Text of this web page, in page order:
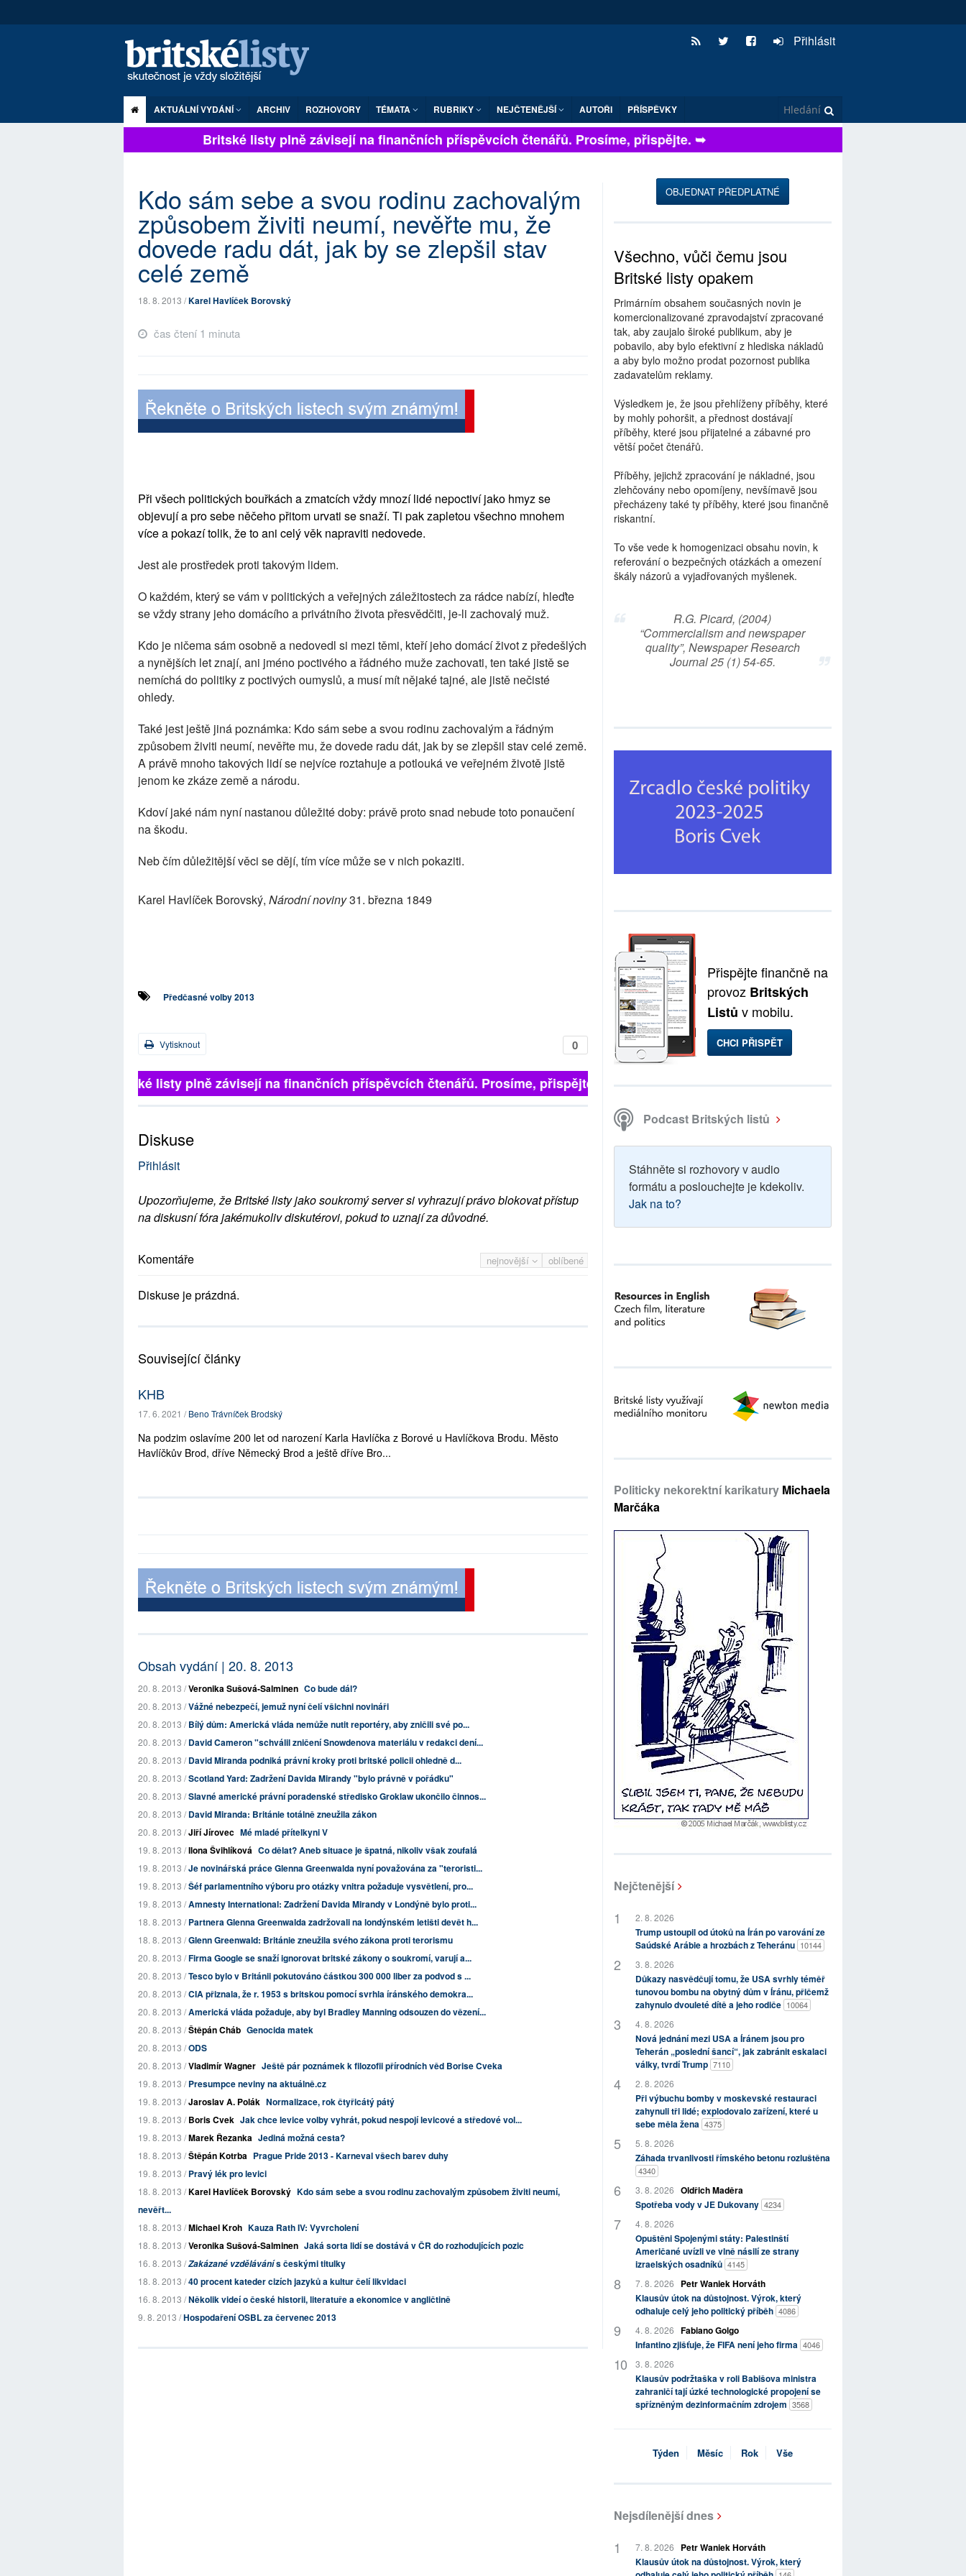
Přihlásit
AKTUÁLNÍ VYDÁNÍ ARCHIV ROZHOVORY TÉMATA RUBRIKY NEJČTENĚJŠÍ AUTOŘI PŘÍSPĚVKY
Britské listy plně závisejí na finančních příspěvcích čtenářů. Prosíme, přispějte. ➥
Kdo sám sebe a svou rodinu zachovalým
způsobem živiti neumí, nevěřte mu, že
dovede radu dát, jak by se zlepšil stav
celé země
18. 8. 2013 /Karel Havlíček Borovský
čas čtení 1 minuta
Při všech politických bouřkách a zmatcích vždy mnozí lidé nepoctiví jako hmyz se
objevují a pro sebe něčeho přitom urvati se snaží. Ti pak zapletou všechno mnohem
více a pokazí tolik, že to ani celý věk napraviti nedovede.
Jest ale prostředek proti takovým lidem.
O každém, který se vám v politických a veřejných záležitostech za rádce nabízí, hleďte
se vždy strany jeho domácího a privátního života přesvědčiti, je-li zachovalý muž.
Kdo je ničema sám osobně a nedovedl si mezi těmi, kteří jeho domácí život z předešlých
a nynějších let znají, ani jméno poctivého a řádného muže zachovati, ten také jistě se
nemíchá do politiky z poctivých oumyslů, a musí mít nějaké tajné, ale jistě nečisté
ohledy.
Také jest ještě jiná poznámka: Kdo sám sebe a svou rodinu zachovalým a řádným
způsobem živiti neumí, nevěřte mu, že dovede radu dát, jak by se zlepšil stav celé země.
A právě mnoho takových lidí se nejvíce roztahuje a potlouká ve veřejném životě jistě
jenom ke zkáze země a národu.
Kdoví jaké nám nyní nastanou důležité doby: právě proto snad nebude toto ponaučení
na škodu.
Neb čím důležitější věci se dějí, tím více může se v nich pokaziti.
Karel Havlíček Borovský, Národní noviny31. března 1849
Předčasné volby 2013
0
Vytisknout
Britské listy plně závisejí na finančních příspěvcích čtenářů. Prosíme, přispějte. ➥
Diskuse
Přihlásit
Upozorňujeme, že Britské listy jako soukromý server si vyhrazují právo blokovat přístup
na diskusní fóra jakémukoliv diskutérovi, pokud to uznají za důvodné.
nejnovější oblíbené
Komentáře
Diskuse je prázdná.
Související články
KHB
17. 6. 2021 /Beno Trávníček Brodský
Na podzim oslavíme 200 let od narození Karla Havlíčka z Borové u Havlíčkova Brodu. Město
Havlíčkův Brod, dříve Německý Brod a ještě dříve Bro...
Obsah vydání | 20. 8. 2013
20. 8. 2013 /Veronika Sušová-Salminen Co bude dál?
20. 8. 2013 /Vážné nebezpečí, jemuž nyní čelí všichni novináři
20. 8. 2013 /Bílý dům: Americká vláda nemůže nutit reportéry, aby zničili své po...
20. 8. 2013 /David Cameron "schválil zničení Snowdenova materiálu v redakci dení...
20. 8. 2013 /David Miranda podniká právní kroky proti britské policii ohledně d...
20. 8. 2013 /Scotland Yard: Zadržení Davida Mirandy "bylo právně v pořádku"
20. 8. 2013 /Slavné americké právní poradenské středisko Groklaw ukončilo činnos...
20. 8. 2013 /David Miranda: Británie totálně zneužila zákon
20. 8. 2013 /Jiří Jírovec Mé mladé přítelkyni V
19. 8. 2013 /Ilona Švihlíková Co dělat? Aneb situace je špatná, nikoliv však zoufalá
19. 8. 2013 /Je novinářská práce Glenna Greenwalda nyní považována za "teroristi...
19. 8. 2013 /Šéf parlamentního výboru pro otázky vnitra požaduje vysvětlení, pro...
19. 8. 2013 /Amnesty International: Zadržení Davida Mirandy v Londýně bylo proti...
18. 8. 2013 /Partnera Glenna Greenwalda zadržovali na londýnském letišti devět h...
18. 8. 2013 /Glenn Greenwald: Británie zneužila svého zákona proti terorismu
20. 8. 2013 /Firma Google se snaží ignorovat britské zákony o soukromí, varují a...
20. 8. 2013 /Tesco bylo v Británii pokutováno částkou 300 000 liber za podvod s ...
20. 8. 2013 /CIA přiznala, že r. 1953 s britskou pomocí svrhla íránského demokra...
20. 8. 2013 /Americká vláda požaduje, aby byl Bradley Manning odsouzen do vězení...
20. 8. 2013 /Štěpán Cháb Genocida matek
20. 8. 2013 /ODS
20. 8. 2013 /Vladimír Wagner Ještě pár poznámek k filozofii přírodních věd Borise Cveka
19. 8. 2013 /Presumpce neviny na aktuálně.cz
19. 8. 2013 /Jaroslav A. Polák Normalizace, rok čtyřicátý pátý
19. 8. 2013 /Boris Cvek Jak chce levice volby vyhrát, pokud nespojí levicové a středové vol...
19. 8. 2013 /Marek Řezanka Jediná možná cesta?
18. 8. 2013 /Štěpán Kotrba Prague Pride 2013 - Karneval všech barev duhy
19. 8. 2013 /Pravý lék pro levici
18. 8. 2013 /Karel Havlíček Borovský Kdo sám sebe a svou rodinu zachovalým způsobem živiti neumí,
nevěřt...
18. 8. 2013 /Michael Kroh Kauza Rath IV: Vyvrcholení
18. 8. 2013 /Veronika Sušová-Salminen Jaká sorta lidí se dostává v ČR do rozhodujících pozic
16. 8. 2013 /Zakázané vzdělávánís českými titulky
18. 8. 2013 /40 procent kateder cizích jazyků a kultur čelí likvidaci
16. 8. 2013 /Několik videí o české historii, literatuře a ekonomice v angličtině
9. 8. 2013 /Hospodaření OSBL za červenec 2013
OBJEDNAT PŘEDPLATNÉ
Všechno, vůči čemu jsou
Britské listy opakem
Primárním obsahem současných novin je
komercionalizované zpravodajství zpracované
tak, aby zaujalo široké publikum, aby je
pobavilo, aby bylo efektivní z hlediska nákladů
a aby bylo možno prodat pozornost publika
zadavatelům reklamy.
Výsledkem je, že jsou přehlíženy příběhy, které
by mohly pohoršit, a přednost dostávají
příběhy, které jsou přijatelné a zábavné pro
větší počet čtenářů.
Příběhy, jejichž zpracování je nákladné, jsou
zlehčovány nebo opomíjeny, nevšímavě jsou
přecházeny také ty příběhy, které jsou finančně
riskantní.
To vše vede k homogenizaci obsahu novin, k
referování o bezpečných otázkách a omezení
škály názorů a vyjadřovaných myšlenek.
R.G. Picard, (2004)
“Commercialism and newspaper
quality”, Newspaper Research
Journal 25 (1) 54-65.
Přispějte finančně na
provoz Britských
Listů v mobilu.
CHCI PŘISPĚT
Podcast Britských listů
Stáhněte si rozhovory v audio
formátu a poslouchejte je kdekoliv.
Jak na to?
Politicky nekorektní karikatury Michaela
Marčáka
Nejčtenější
2. 8. 2026
Trump ustoupil od útoků na Írán po varování ze
Saúdské Arábie a hrozbách z Teheránu 10144
3. 8. 2026
Důkazy nasvědčují tomu, že USA svrhly téměř
tunovou bombu na obytný dům v Íránu, přičemž
zahynulo dvouleté dítě a jeho rodiče 10064
4. 8. 2026
Nová jednání mezi USA a Íránem jsou pro
Teherán „poslední šancí“, jak zabránit eskalaci
války, tvrdí Trump 7110
2. 8. 2026
Při výbuchu bomby v moskevské restauraci
zahynuli tři lidé; explodovalo zařízení, které u
sebe měla žena 4375
5. 8. 2026
Záhada trvanlivosti římského betonu rozluštěna
4340
3. 8. 2026 Oldřich Maděra
Spotřeba vody v JE Dukovany 4234
4. 8. 2026
Opuštěni Spojenými státy: Palestinští
Američané uvízli ve vlně násilí ze strany
izraelských osadníků 4145
7. 8. 2026
Petr Waniek Horváth
Klausův útok na důstojnost. Výrok, který
odhaluje celý jeho politický příběh 4086
4. 8. 2026 Fabiano Golgo
Infantino zjišťuje, že FIFA není jeho firma 4046
3. 8. 2026
Klausův podržtaška v roli Babišova ministra
zahraničí tají úzké technologické propojení se
spřízněným dezinformačním zdrojem 3568
Týden Měsíc Rok Vše
Nejsdílenější dnes
7. 8. 2026
Petr Waniek Horváth
Klausův útok na důstojnost. Výrok, který